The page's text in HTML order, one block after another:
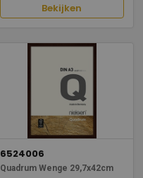
Bekijken
6524006
Quadrum Wenge 29,7x42cm